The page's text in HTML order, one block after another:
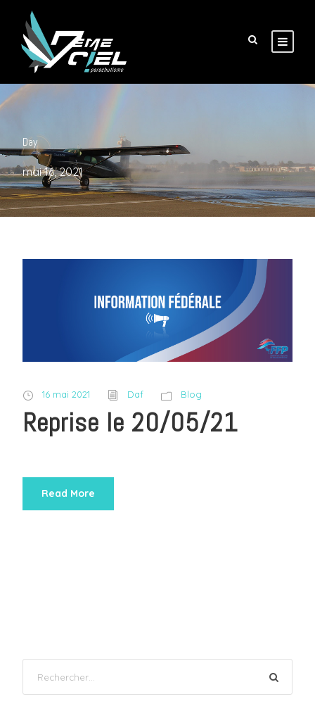
Day
mai 16, 2021
16 mai 2021 Daf Blog
Reprise le 20/05/21
Read More